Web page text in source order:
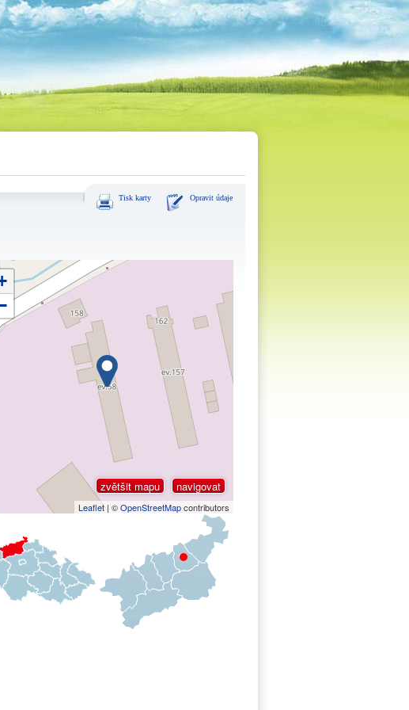
Tisk karty Opravit údaje
zvětšit mapu navigovat
Leaflet | ©OpenStreetMapcontributors